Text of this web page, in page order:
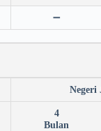
➖
Negeri
4
Bulan